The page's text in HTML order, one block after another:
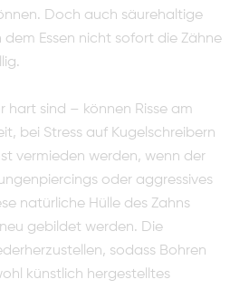
Doch auch säurehaltige
Essen nicht sofort die Zähne
hart sind – können Risse am
bei Stress auf Kugelschreibern
vermieden werden, wenn der
oder aggressives
natürliche Hülle des Zahns
gebildet werden. Die
sodass Bohren
künstlich hergestelltes